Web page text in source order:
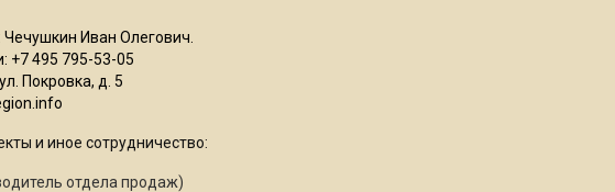
Чечушкин Иван Олегович.
+7 495 795-53-05
Покровка, д. 5
и иное сотрудничество:
отдела продаж)